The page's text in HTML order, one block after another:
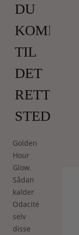
DU
KOMMET
TIL
DET
RETTE
STED
Golden
Hour
Glow.
Sådan
kalder
Odacité
selv
disse